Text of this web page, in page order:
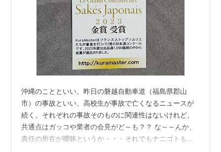
沖縄のことといい、昨日の磐越自動車道（福島県郡山
市）の事故といい、高校生が事故で亡くなるニュースが
続く。それぞれの事故そのものに関連性はないけれど、
共通点はガッコや業者の会見がど～も？？ な～～んか、
責任の所在が曖昧というか・・・それでもナニゴトも起